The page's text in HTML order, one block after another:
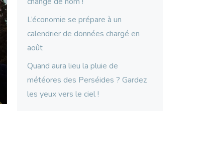
L’économie se prépare à un
calendrier de données chargé en
août
Quand aura lieu la pluie de
météores des Perséides ? Gardez
les yeux vers le ciel !